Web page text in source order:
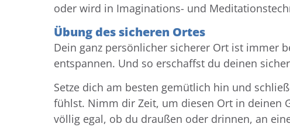
oder wird in Imaginations- und
Übung des sicheren Ortes
Dein ganz persönlicher sicherer Ort ist immer
entspannen. Und so erschaffst du deinen
Setze dich am besten gemütlich hin und
fühlst. Nimm dir Zeit, um diesen Ort in deinen
völlig egal, ob du draußen oder drinnen, an